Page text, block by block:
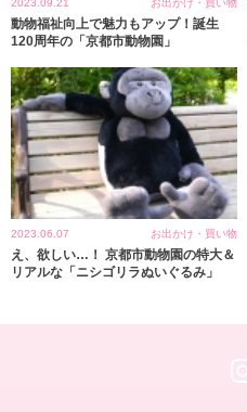
2023.09.21 お出かけ・買い物
動物福祉向上で魅力もアップ！誕生
120周年の「京都市動物園」
2023.06.07 お出かけ・買い物
え、欲しい…！ 京都市動物園の特大＆
リアルな「ニシゴリラぬいぐるみ」